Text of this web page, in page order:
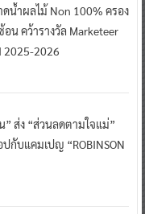
น้ำผลไม้ Non 100% ครอง
น คว้ารางวัล Marketeer
2025-2026
ส่ง “ส่วนลดตามใจแม่”
กับแคมเปญ “ROBINSON